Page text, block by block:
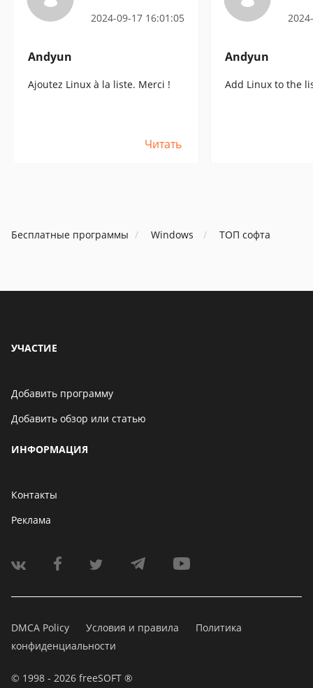
2024-09-17 16:01:05
Andyun
Ajoutez Linux à la liste. Merci !
Читать
Andyun
Add Linux to the
Бесплатные программы Windows ТОП софта
УЧАСТИЕ
Добавить программу
Добавить обзор или статью
ИНФОРМАЦИЯ
Контакты
Реклама
DMCA Policy Условия и правила
Политика
конфиденциальности
© 1998 - 2026 freeSOFT ®